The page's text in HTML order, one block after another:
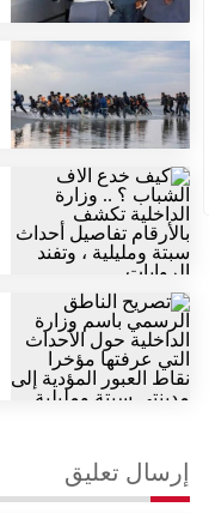
إرسال تعليق